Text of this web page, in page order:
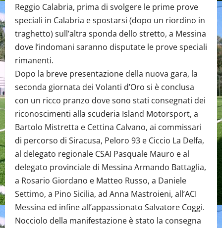
Reggio Calabria, prima di svolgere le prime prove
speciali in Calabria e spostarsi (dopo un riordino in
traghetto) sull’altra sponda dello stretto, a Messina
dove l’indomani saranno disputate le prove speciali
rimanenti.
Dopo la breve presentazione della nuova gara, la
seconda giornata dei Volanti d’Oro si è conclusa
con un ricco pranzo dove sono stati consegnati dei
riconoscimenti alla scuderia Island Motorsport, a
Bartolo Mistretta e Cettina Calvano, ai commissari
di percorso di Siracusa, Peloro 93 e Ciccio La Delfa,
al delegato regionale CSAI Pasquale Mauro e al
delegato provinciale di Messina Armando Battaglia,
a Rosario Giordano e Matteo Russo, a Daniele
Settimo, a Pino Sicilia, ad Anna Mastroieni, all’ACI
Messina ed infine all’appassionato Salvatore Coggi.
Nocciolo della manifestazione è stato la consegna